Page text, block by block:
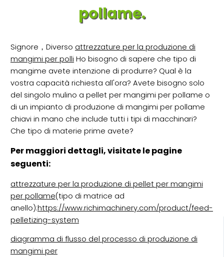
pollame.
Signore，Diverso attrezzature per la produzione di
mangimi per polli Ho bisogno di sapere che tipo di
mangime avete intenzione di produrre? Qual è la
vostra capacità richiesta all'ora? Avete bisogno solo
del singolo mulino a pellet per mangimi per pollame o
di un impianto di produzione di mangimi per pollame
chiavi in mano che include tutti i tipi di macchinari?
Che tipo di materie prime avete?
Per maggiori dettagli, visitate le pagine
seguenti:
attrezzature per la produzione di pellet per mangimi
per pollame(tipo di matrice ad
anello):https://www.richimachinery.com/product/feed-
pelletizing-system
diagramma di flusso del processo di produzione di
mangimi per